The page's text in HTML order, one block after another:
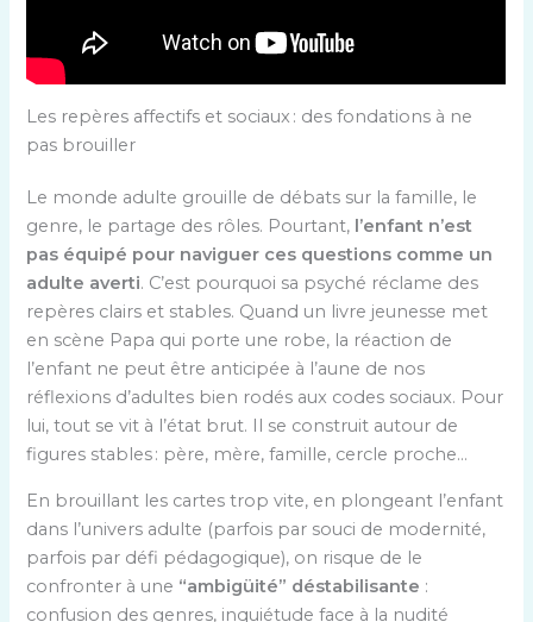
Les repères affectifs et sociaux : des fondations à ne
pas brouiller
Le monde adulte grouille de débats sur la famille, le
genre, le partage des rôles. Pourtant, l’enfant n’est
pas équipé pour naviguer ces questions comme un
adulte averti. C’est pourquoi sa psyché réclame des
repères clairs et stables. Quand un livre jeunesse met
en scène Papa qui porte une robe, la réaction de
l’enfant ne peut être anticipée à l’aune de nos
réflexions d’adultes bien rodés aux codes sociaux. Pour
lui, tout se vit à l’état brut. Il se construit autour de
figures stables : père, mère, famille, cercle proche…
En brouillant les cartes trop vite, en plongeant l’enfant
dans l’univers adulte (parfois par souci de modernité,
parfois par défi pédagogique), on risque de le
confronter à une “ambigüité” déstabilisante :
confusion des genres, inquiétude face à la nudité